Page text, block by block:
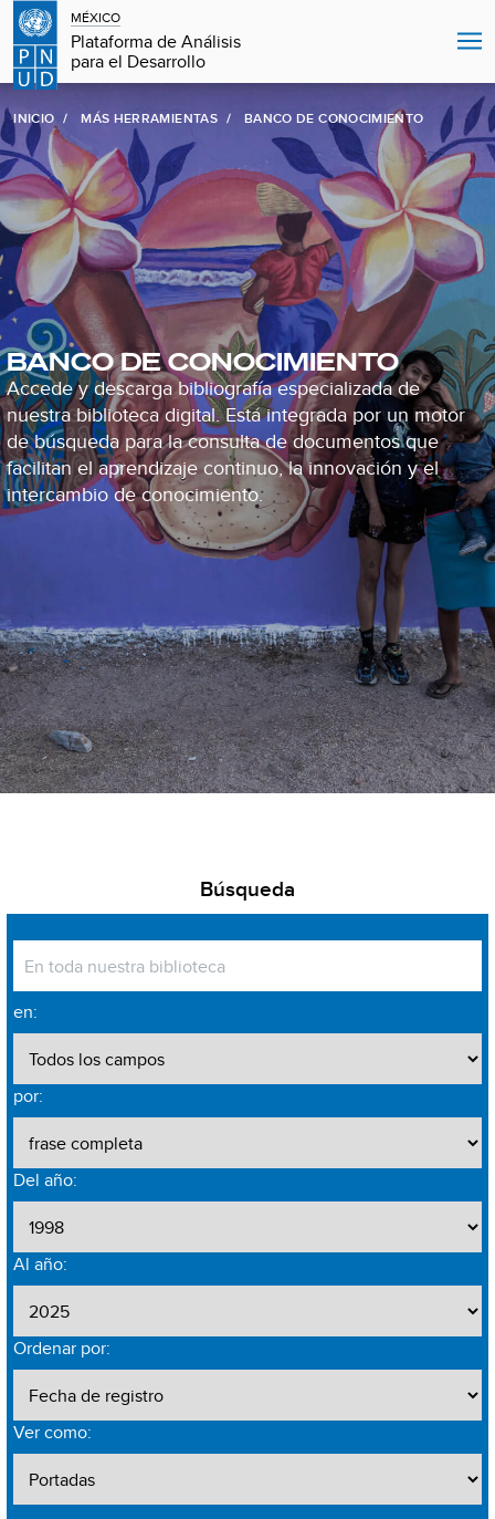
MÉXICO
Plataforma de Análisis
para el Desarrollo
INICIO MÁS HERRAMIENTAS BANCO DE CONOCIMIENTO
BANCO DE CONOCIMIENTO
Accede y descarga bibliografía especializada de
nuestra biblioteca digital. Está integrada por un motor
de búsqueda para la consulta de documentos que
facilitan el aprendizaje continuo, la innovación y el
intercambio de conocimiento.
Búsqueda
en:
por:
Del año:
Al año:
Ordenar por:
Ver como: